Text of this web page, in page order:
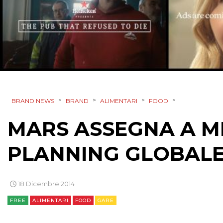
BRAND NEWS > BRAND > ALIMENTARI > FOOD >
MARS ASSEGNA A
PLANNING
18 Dicembre 2014
FREE ALIMENTARI FOOD GARE